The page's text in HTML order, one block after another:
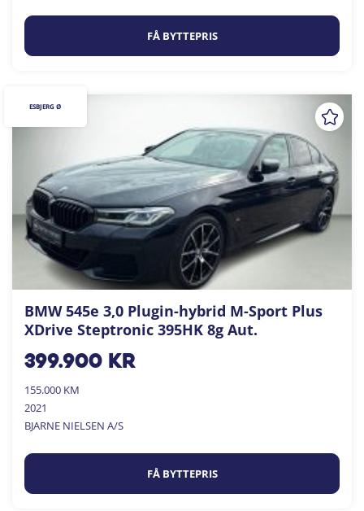
FÅ BYTTEPRIS
BMW 545e 3,0 Plugin-hybrid M-Sport Plus
XDrive Steptronic 395HK 8g Aut.
399.900kr
155.000 KM
2021
BJARNE NIELSEN A/S
FÅ BYTTEPRIS
ESBJERG Ø